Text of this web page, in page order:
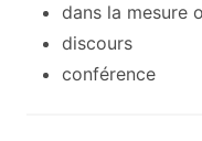
dans la mesure
discours
conférence